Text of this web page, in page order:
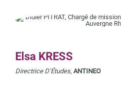
Elsa KRESS
Directrice D’Études, ANTINEO